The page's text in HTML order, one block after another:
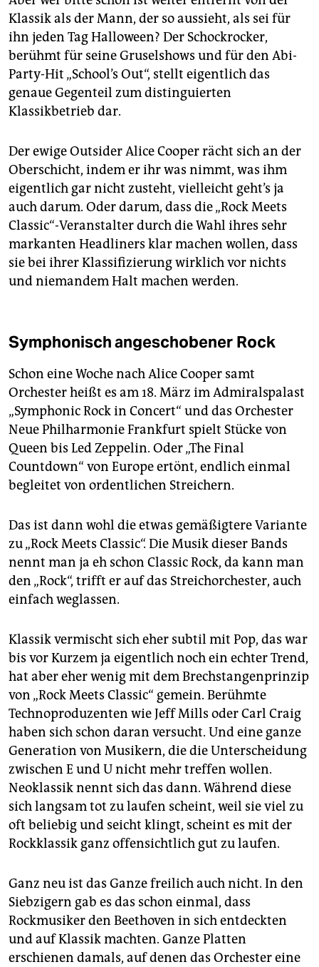
Klassik als der Mann, der so aussieht, als sei für
ihn jeden Tag Halloween? Der Schockrocker,
berühmt für seine Gruselshows und für den Abi-
Party-Hit „School’s Out“, stellt eigentlich das
genaue Gegenteil zum distinguierten
Klassikbetrieb dar.
Der ewige Outsider Alice Cooper rächt sich an der
Oberschicht, indem er ihr was nimmt, was ihm
eigentlich gar nicht zusteht, vielleicht geht’s ja
auch darum. Oder darum, dass die „Rock Meets
Classic“-Veranstalter durch die Wahl ihres sehr
markanten Headliners klar machen wollen, dass
sie bei ihrer Klassifizierung wirklich vor nichts
und niemandem Halt machen werden.
Symphonisch angeschobener Rock
Schon eine Woche nach Alice Cooper samt
Orchester heißt es am 18. März im Admiralspalast
„Symphonic Rock in Concert“ und das Orchester
Neue Philharmonie Frankfurt spielt Stücke von
Queen bis Led Zeppelin. Oder „The Final
Countdown“ von Europe ertönt, endlich einmal
begleitet von ordentlichen Streichern.
Das ist dann wohl die etwas gemäßigtere Variante
zu „Rock Meets Classic“. Die Musik dieser Bands
nennt man ja eh schon Classic Rock, da kann man
den „Rock“, trifft er auf das Streichorchester, auch
einfach weglassen.
Klassik vermischt sich eher subtil mit Pop, das war
bis vor Kurzem ja eigentlich noch ein echter Trend,
hat aber eher wenig mit dem Brechstangenprinzip
von „Rock Meets Classic“ gemein. Berühmte
Technoproduzenten wie Jeff Mills oder Carl Craig
haben sich schon daran versucht. Und eine ganze
Generation von Musikern, die die Unterscheidung
zwischen E und U nicht mehr treffen wollen.
Neoklassik nennt sich das dann. Während diese
sich langsam tot zu laufen scheint, weil sie viel zu
oft beliebig und seicht klingt, scheint es mit der
Rockklassik ganz offensichtlich gut zu laufen.
Ganz neu ist das Ganze freilich auch nicht. In den
Siebzigern gab es das schon einmal, dass
Rockmusiker den Beethoven in sich entdeckten
und auf Klassik machten. Ganze Platten
erschienen damals, auf denen das Orchester eine